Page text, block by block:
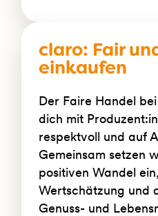
claro: Fair
einkaufen
Der Faire Handel
dich mit
respektvoll und auf
Gemeinsam setzen
positiven Wandel
Wertschätzung und
Genuss- und